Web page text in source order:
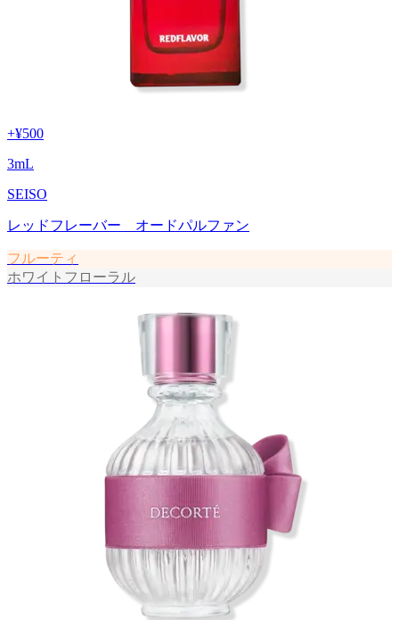
+¥500
3mL
SEISO
レッドフレーバー オードパルファン
フルーティ
ホワイトフローラル